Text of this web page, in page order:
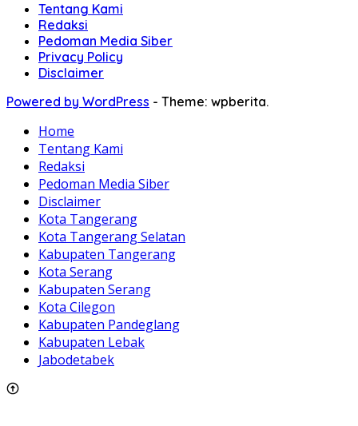
Tentang Kami
Redaksi
Pedoman Media Siber
Privacy Policy
Disclaimer
Powered by WordPress - Theme: wpberita.
Home
Tentang Kami
Redaksi
Pedoman Media Siber
Disclaimer
Kota Tangerang
Kota Tangerang Selatan
Kabupaten Tangerang
Kota Serang
Kabupaten Serang
Kota Cilegon
Kabupaten Pandeglang
Kabupaten Lebak
Jabodetabek